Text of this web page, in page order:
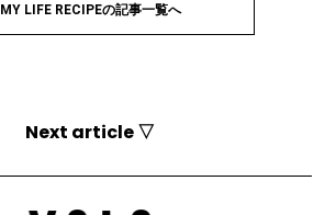
MY LIFE RECIPEの記事一覧へ
Next article ▽